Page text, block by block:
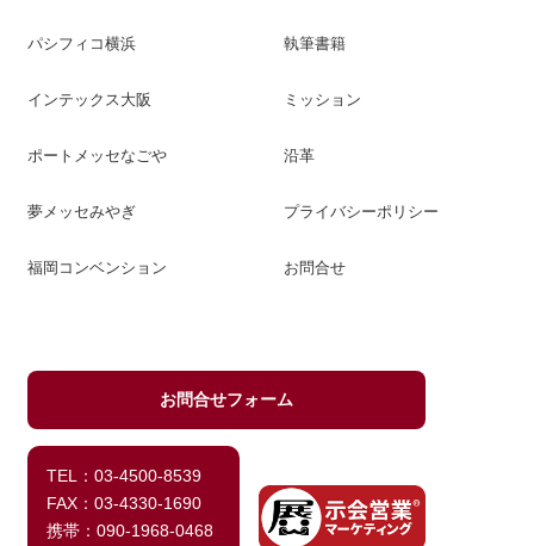
パシフィコ横浜
インテックス大阪
ポートメッセなごや
夢メッセみやぎ
福岡コンベンション
執筆書籍
ミッション
沿革
プライバシーポリシー
お問合せ
お問合せフォーム
TEL：03-4500-8539
FAX：03-4330-1690
携帯：090-1968-0468